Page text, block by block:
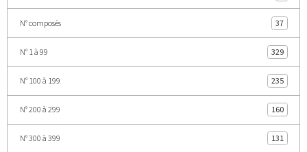
N° composés 37
N° 1 à 99 329
N° 100 à 199 235
N° 200 à 299 160
N° 300 à 399 131